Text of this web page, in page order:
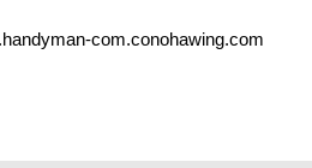
com.conohawing.com